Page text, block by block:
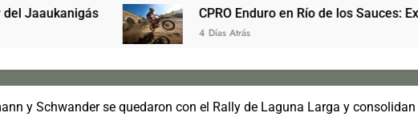
CPRO Enduro en Río de los Sauces: Exigencia
4 Días Atrás
y Schwander se quedaron con el Rally de Laguna Larga y